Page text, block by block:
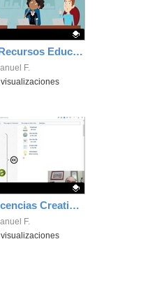
¿Qué son los Recursos Educativos Abiertos (REA)?
F.
Qué son las Licencias Creative Commons y cómo usarlas.
F.